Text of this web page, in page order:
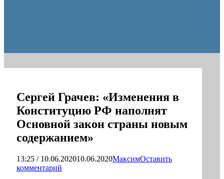
Сергей Грачев: «Изменения в
Конституцию РФ наполнят
Основной закон страны новым
содержанием»
13:25 / 10.06.202010.06.2020МаксимОставить
комментарий